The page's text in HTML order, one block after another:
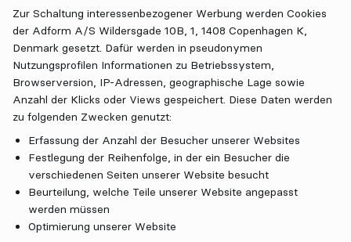
Zur Schaltung interessenbezogener Werbung werden Cookies
der Adform A/S Wildersgade 10B, 1, 1408 Copenhagen K,
Denmark gesetzt. Dafür werden in pseudonymen
Nutzungsprofilen Informationen zu Betriebssystem,
Browserversion, IP-Adressen, geographische Lage sowie
Anzahl der Klicks oder Views gespeichert. Diese Daten werden
zu folgenden Zwecken genutzt:
Erfassung der Anzahl der Besucher unserer Websites
Festlegung der Reihenfolge, in der ein Besucher die
verschiedenen Seiten unserer Website besucht
Beurteilung, welche Teile unserer Website angepasst
werden müssen
Optimierung unserer Website